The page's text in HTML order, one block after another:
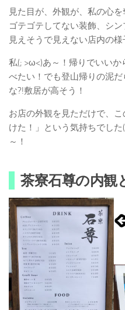
見た目が、外観が、私の心
ゴテゴテしてない装飾、シ
見えそうで見えない店内の
私(; >ω<)あ～！帰りでいい
べたい！でも登山帰りの泥
な?!敷居が高そう！
お店の外観を見ただけで、
けた！」という気持ちでし
～！
茶寮石尊の内観